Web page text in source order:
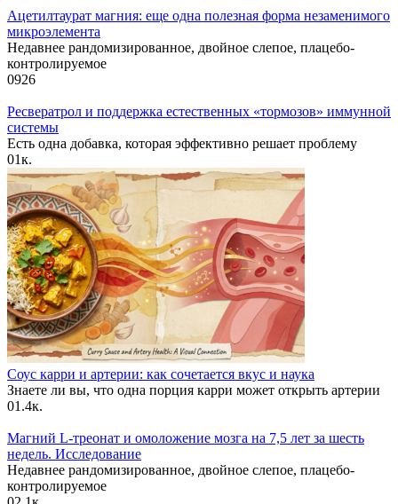
Ацетилтаурат магния: еще одна полезная форма незаменимого
микроэлемента
Недавнее рандомизированное, двойное слепое, плацебо-
контролируемое
0926
Ресвератрол и поддержка естественных «тормозов» иммунной
системы
Есть одна добавка, которая эффективно решает проблему
01к.
Соус карри и артерии: как сочетается вкус и наука
Знаете ли вы, что одна порция карри может открыть артерии
01.4к.
Магний L-треонат и омоложение мозга на 7,5 лет за шесть
недель. Исследование
Недавнее рандомизированное, двойное слепое, плацебо-
контролируемое